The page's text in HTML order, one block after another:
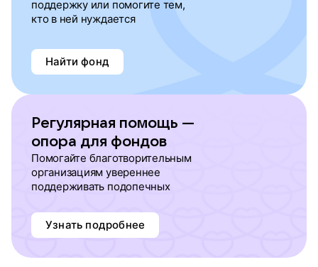
поддержку или помогите тем,
кто в ней нуждается
Найти фонд
Регулярная помощь —
опора для фондов
Помогайте благотворительным
организациям увереннее
поддерживать подопечных
Узнать подробнее